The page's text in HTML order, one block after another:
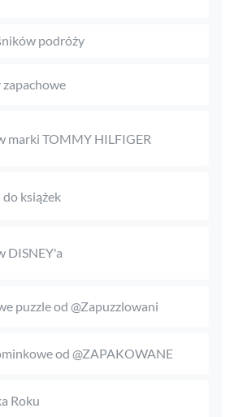
podróży
marki TOMMY HILFIGER
książek
DISNEY'a
puzzle od @Zapuzzlowani
od @ZAPAKOWANE
Roku